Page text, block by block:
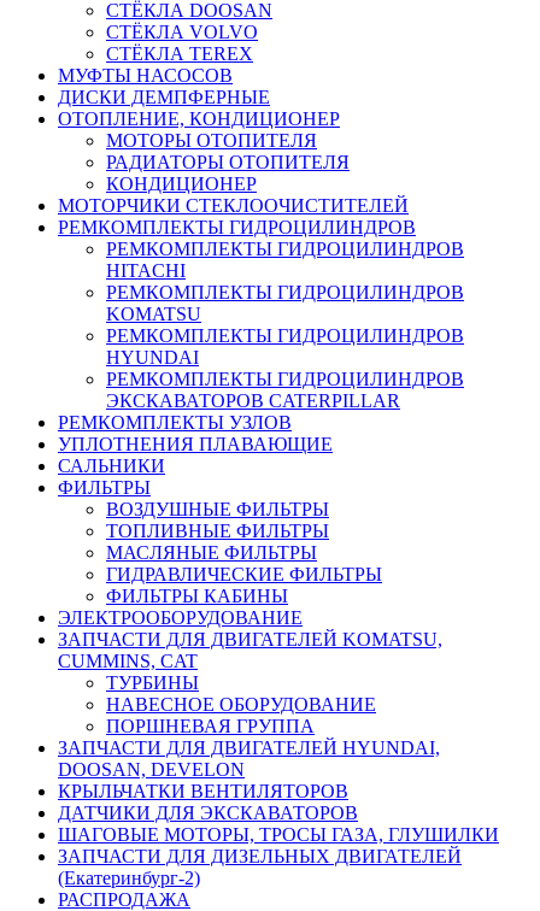
СТЁКЛА DOOSAN
СТЁКЛА VOLVO
СТЁКЛА TEREX
МУФТЫ НАСОСОВ
ДИСКИ ДЕМПФЕРНЫЕ
ОТОПЛЕНИЕ, КОНДИЦИОНЕР
МОТОРЫ ОТОПИТЕЛЯ
РАДИАТОРЫ ОТОПИТЕЛЯ
КОНДИЦИОНЕР
МОТОРЧИКИ СТЕКЛООЧИСТИТЕЛЕЙ
РЕМКОМПЛЕКТЫ ГИДРОЦИЛИНДРОВ
РЕМКОМПЛЕКТЫ ГИДРОЦИЛИНДРОВ
HITACHI
РЕМКОМПЛЕКТЫ ГИДРОЦИЛИНДРОВ
KOMATSU
РЕМКОМПЛЕКТЫ ГИДРОЦИЛИНДРОВ
HYUNDAI
РЕМКОМПЛЕКТЫ ГИДРОЦИЛИНДРОВ
ЭКСКАВАТОРОВ CATERPILLAR
РЕМКОМПЛЕКТЫ УЗЛОВ
УПЛОТНЕНИЯ ПЛАВАЮЩИЕ
САЛЬНИКИ
ФИЛЬТРЫ
ВОЗДУШНЫЕ ФИЛЬТРЫ
ТОПЛИВНЫЕ ФИЛЬТРЫ
МАСЛЯНЫЕ ФИЛЬТРЫ
ГИДРАВЛИЧЕСКИЕ ФИЛЬТРЫ
ФИЛЬТРЫ КАБИНЫ
ЭЛЕКТРООБОРУДОВАНИЕ
ЗАПЧАСТИ ДЛЯ ДВИГАТЕЛЕЙ KOMATSU,
CUMMINS, CAT
ТУРБИНЫ
НАВЕСНОЕ ОБОРУДОВАНИЕ
ПОРШНЕВАЯ ГРУППА
ЗАПЧАСТИ ДЛЯ ДВИГАТЕЛЕЙ HYUNDAI,
DOOSAN, DEVELON
КРЫЛЬЧАТКИ ВЕНТИЛЯТОРОВ
ДАТЧИКИ ДЛЯ ЭКСКАВАТОРОВ
ШАГОВЫЕ МОТОРЫ, ТРОСЫ ГАЗА, ГЛУШИЛКИ
ЗАПЧАСТИ ДЛЯ ДИЗЕЛЬНЫХ ДВИГАТЕЛЕЙ
(Екатеринбург-2)
РАСПРОДАЖА